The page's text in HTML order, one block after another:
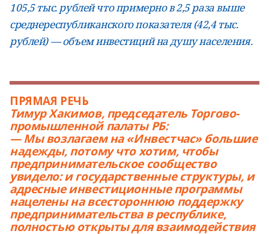
105,5 тыс. рублей что примерно в 2,5 раза выше
среднереспубликанского показателя (42,4 тыс.
рублей) — объем инвестиций на душу населения.
ПРЯМАЯ РЕЧЬ
Тимур Хакимов, председатель Торгово-
промышленной палаты РБ:
— Мы возлагаем на «Инвестчас» большие
надежды, потому что хотим, чтобы
предпринимательское сообщество
увидело: и государственные структуры, и
адресные инвестиционные программы
нацелены на всестороннюю поддержку
предпринимательства в республике,
полностью открыты для взаимодействия